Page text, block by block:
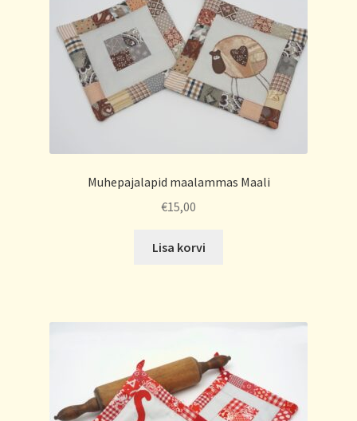
Muhepajalapid maalammas Maali
€15,00
Lisa korvi